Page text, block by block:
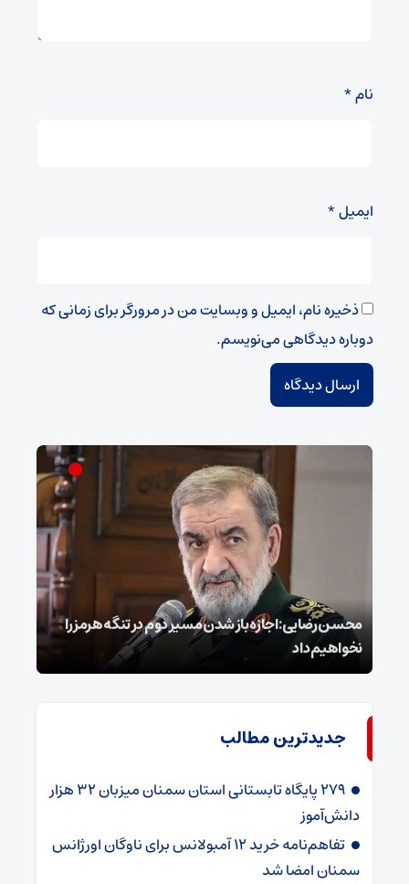
نام*
ایمیل*
ذخیره نام، ایمیل و وبسایت من در مرورگر برای زمانی که
دوباره دیدگاهی می‌نویسم.
محسن رضایی: اجازه باز شدن مسیر دوم در تنگه هرمز را
نخواهیم داد
جدیدترین مطالب
۲۷۹ پایگاه تابستانی استان سمنان میزبان ۳۲ هزار
دانش‌آموز
تفاهم‌نامه خرید ۱۲ آمبولانس برای ناوگان اورژانس
سمنان امضا شد